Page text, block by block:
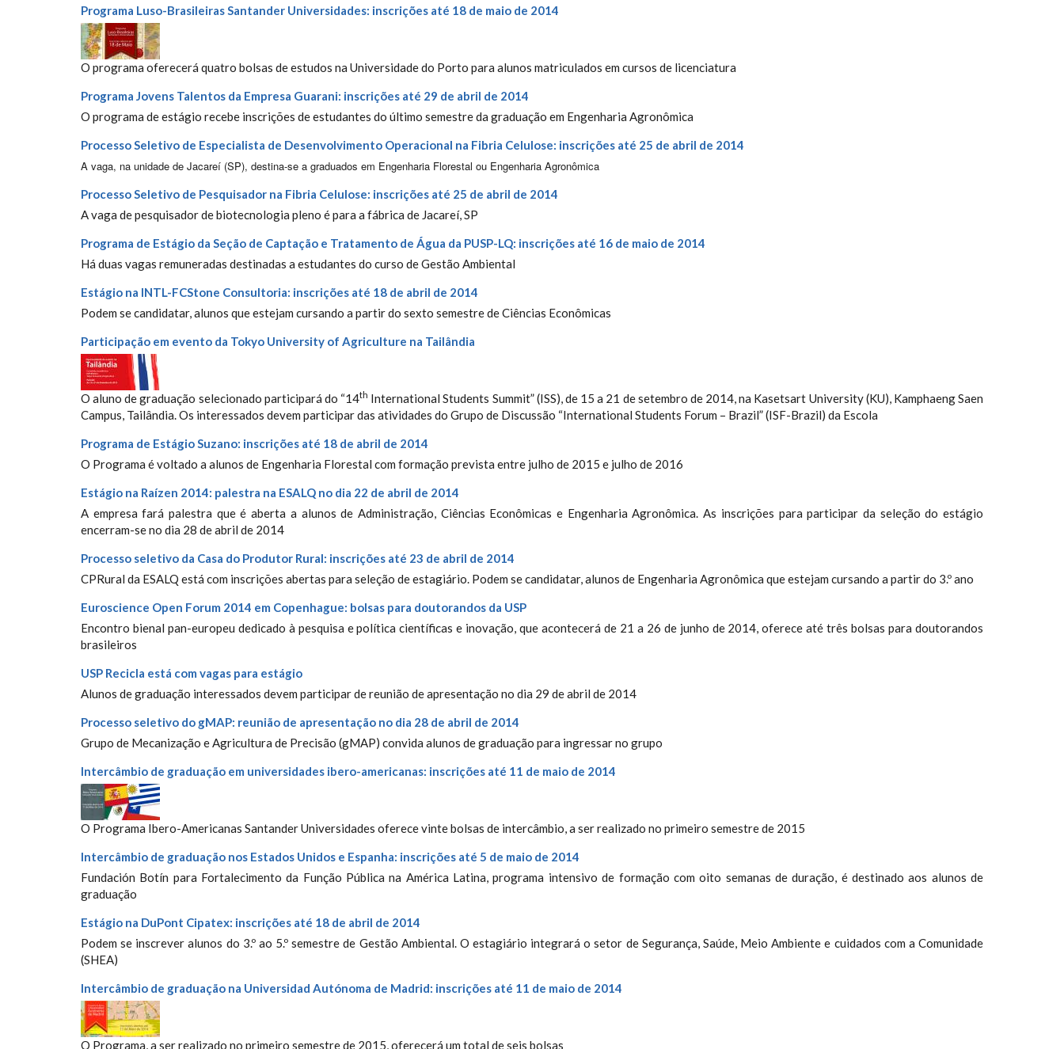
Programa Luso-Brasileiras Santander Universidades: inscrições até 18 de maio de 2014
O programa oferecerá quatro bolsas de estudos na Universidade do Porto para alunos matriculados em cursos de licenciatura
Programa Jovens Talentos da Empresa Guarani: inscrições até 29 de abril de 2014
O programa de estágio recebe inscrições de estudantes do último semestre da graduação em Engenharia Agronômica
Processo Seletivo de Especialista de Desenvolvimento Operacional na Fibria Celulose: inscrições até 25 de abril de 2014
A vaga, na unidade de Jacareí (SP), destina-se a graduados em Engenharia Florestal ou Engenharia Agronômica
Processo Seletivo de Pesquisador na Fibria Celulose: inscrições até 25 de abril de 2014
A vaga de pesquisador de biotecnologia pleno é para a fábrica de Jacareí, SP
Programa de Estágio da Seção de Captação e Tratamento de Água da PUSP-LQ: inscrições até 16 de maio de 2014
Há duas vagas remuneradas destinadas a estudantes do curso de Gestão Ambiental
Estágio na INTL-FCStone Consultoria: inscrições até 18 de abril de 2014
Podem se candidatar, alunos que estejam cursando a partir do sexto semestre de Ciências Econômicas
Participação em evento da Tokyo University of Agriculture na Tailândia
O aluno de graduação selecionado participará do “14th International Students Summit” (ISS), de 15 a 21 de setembro de 2014, na Kasetsart University (KU), Kamphaeng Saen
Campus, Tailândia. Os interessados devem participar das atividades do Grupo de Discussão “International Students Forum – Brazil” (ISF-Brazil) da Escola
Programa de Estágio Suzano: inscrições até 18 de abril de 2014
O Programa é voltado a alunos de Engenharia Florestal com formação prevista entre julho de 2015 e julho de 2016
Estágio na Raízen 2014: palestra na ESALQ no dia 22 de abril de 2014
A empresa fará palestra que é aberta a alunos de Administração, Ciências Econômicas e Engenharia Agronômica. As inscrições para participar da seleção do estágio
encerram-se no dia 28 de abril de 2014
Processo seletivo da Casa do Produtor Rural: inscrições até 23 de abril de 2014
CPRural da ESALQ está com inscrições abertas para seleção de estagiário. Podem se candidatar, alunos de Engenharia Agronômica que estejam cursando a partir do 3.º ano
Euroscience Open Forum 2014 em Copenhague: bolsas para doutorandos da USP
Encontro bienal pan-europeu dedicado à pesquisa e política científicas e inovação, que acontecerá de 21 a 26 de junho de 2014, oferece até três bolsas para doutorandos
brasileiros
USP Recicla está com vagas para estágio
Alunos de graduação interessados devem participar de reunião de apresentação no dia 29 de abril de 2014
Processo seletivo do gMAP: reunião de apresentação no dia 28 de abril de 2014
Grupo de Mecanização e Agricultura de Precisão (gMAP) convida alunos de graduação para ingressar no grupo
Intercâmbio de graduação em universidades ibero-americanas: inscrições até 11 de maio de 2014
O Programa Ibero-Americanas Santander Universidades oferece vinte bolsas de intercâmbio, a ser realizado no primeiro semestre de 2015
Intercâmbio de graduação nos Estados Unidos e Espanha: inscrições até 5 de maio de 2014
Fundación Botín para Fortalecimento da Função Pública na América Latina, programa intensivo de formação com oito semanas de duração, é destinado aos alunos de
graduação
Estágio na DuPont Cipatex: inscrições até 18 de abril de 2014
Podem se inscrever alunos do 3.º ao 5.º semestre de Gestão Ambiental. O estagiário integrará o setor de Segurança, Saúde, Meio Ambiente e cuidados com a Comunidade
(SHEA)
Intercâmbio de graduação na Universidad Autónoma de Madrid: inscrições até 11 de maio de 2014
O Programa, a ser realizado no primeiro semestre de 2015, oferecerá um total de seis bolsas